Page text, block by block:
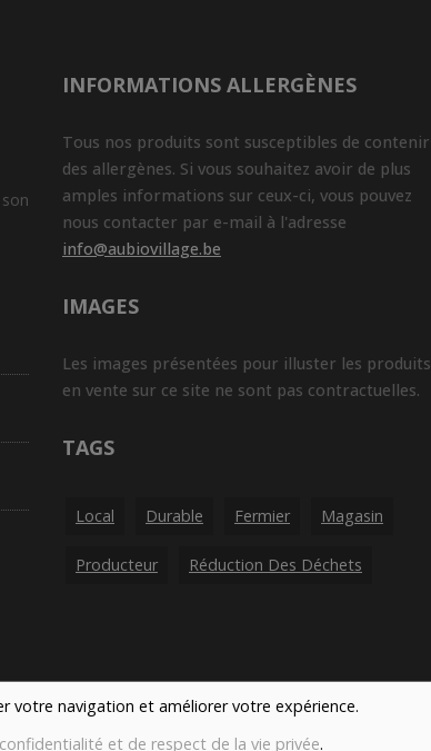
votre navigation et améliorer votre expérience.
et de respect de la vie privée.
INFORMATIONS ALLERGÈNES
Tous nos produits sont susceptibles de contenir
des allergènes. Si vous souhaitez avoir de plus
amples informations sur ceux-ci, vous pouvez
nous contacter par e-mail à l'adresse
info@aubiovillage.be
IMAGES
Les images présentées pour illuster les produits
en vente sur ce site ne sont pas contractuelles.
TAGS
Local Durable Fermier Magasin
Producteur Réduction Des Déchets